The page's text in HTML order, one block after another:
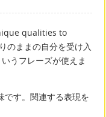
qualities to
ままの自分を受け入
うフレーズが使えま
す。関連する表現を